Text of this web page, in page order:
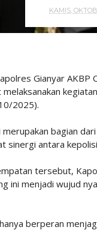
KAMIS,
Gianyar AKBP
2025).
merupakan bagian
sinergi antara
tersebut,
ini menjadi wujud
berperan